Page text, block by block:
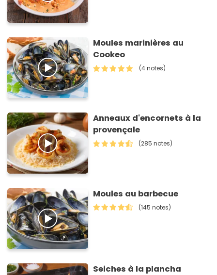
Moules marinières au
Cookeo
(4 notes)
Anneaux d'encornets à la
provençale
(285 notes)
Moules au barbecue
(145 notes)
Seiches à la plancha